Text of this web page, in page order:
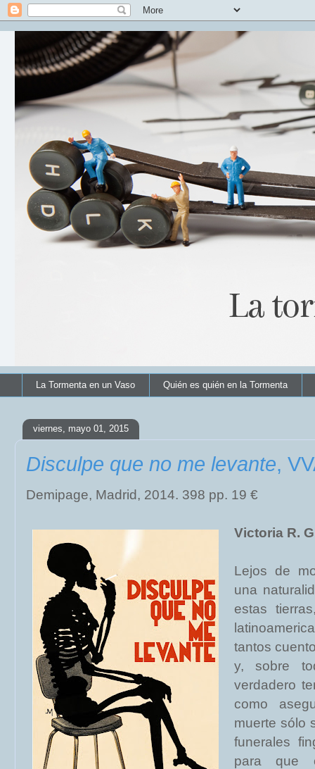
La Tormenta en un Vaso Quién es quién en la Tormenta
viernes, mayo 01, 2015
Disculpe que no me levante,
Demipage, Madrid, 2014. 398 pp. 19 €
Victoria R.
Lejos de
una
estas
tantos
y, sobre
verdadero
como
muerte sólo
funerales
para que